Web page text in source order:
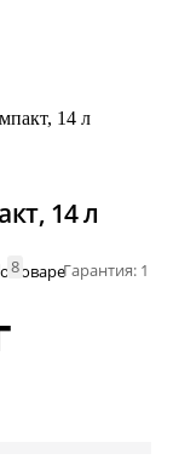
14 л
8 Гарантия: 1 год